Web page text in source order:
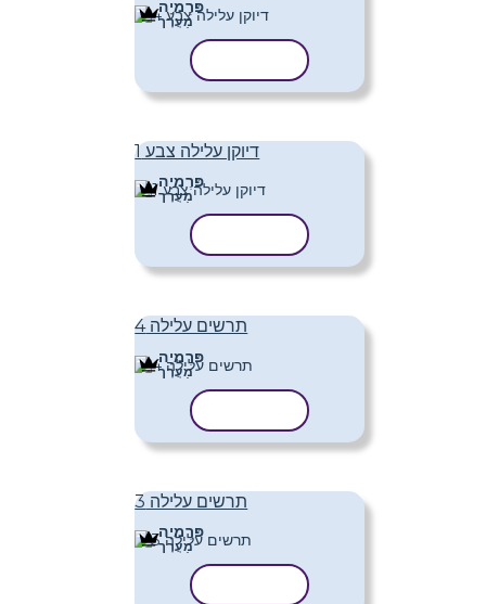
פּרֶמיָה
מַעֲרָך
דיוקן עלילה צבע 1
פּרֶמיָה
מַעֲרָך
תרשים עלילה 4
פּרֶמיָה
מַעֲרָך
תרשים עלילה 3
פּרֶמיָה
מַעֲרָך